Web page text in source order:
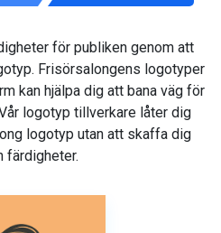
för publiken genom att
Frisörsalongens logotyper
kan hjälpa dig att bana väg för
logotyp tillverkare låter dig
logotyp utan att skaffa dig
färdigheter.